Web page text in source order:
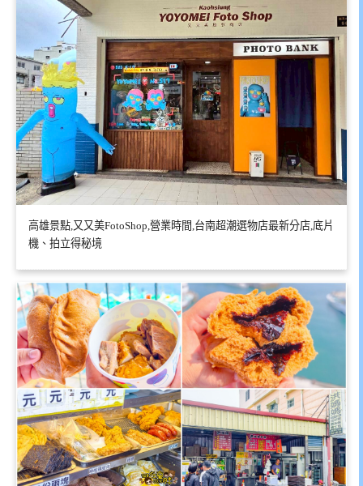
高雄景點,又又美FotoShop,營業時間,台南超潮選物店最新分店,底片
機、拍立得秘境